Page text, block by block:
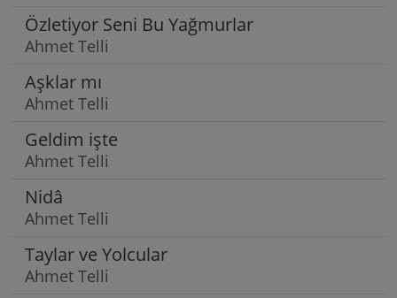
Özletiyor Seni Bu Yağmurlar
Ahmet Telli
Aşklar mı
Ahmet Telli
Geldim işte
Ahmet Telli
Nidâ
Ahmet Telli
Taylar ve Yolcular
Ahmet Telli